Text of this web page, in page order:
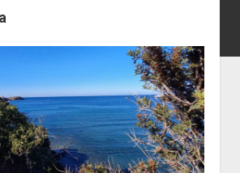
Berlin
Kunst
Geschichte
open
dropdown
menu
der Stadt Berlin
Impressum